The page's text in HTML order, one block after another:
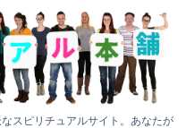
スピリチュアルサイト。あなたが